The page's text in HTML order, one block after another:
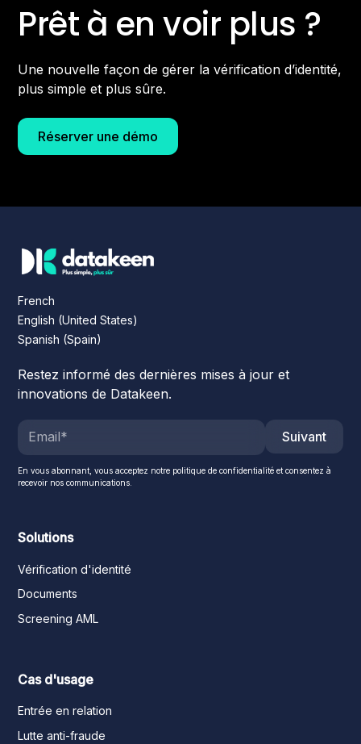
Prêt à en voir plus ?
Une nouvelle façon de gérer la vérification d’identité,
plus simple et plus sûre.
Réserver une démo
French
English (United States)
Spanish (Spain)
Restez informé des dernières mises à jour et
innovations de Datakeen.
Suivant
En vous abonnant, vous acceptez notre politique de confidentialité et consentez à
recevoir nos communications.
Solutions
Vérification d'identité
Documents
Screening AML
Cas d'usage
Entrée en relation
Lutte anti-fraude